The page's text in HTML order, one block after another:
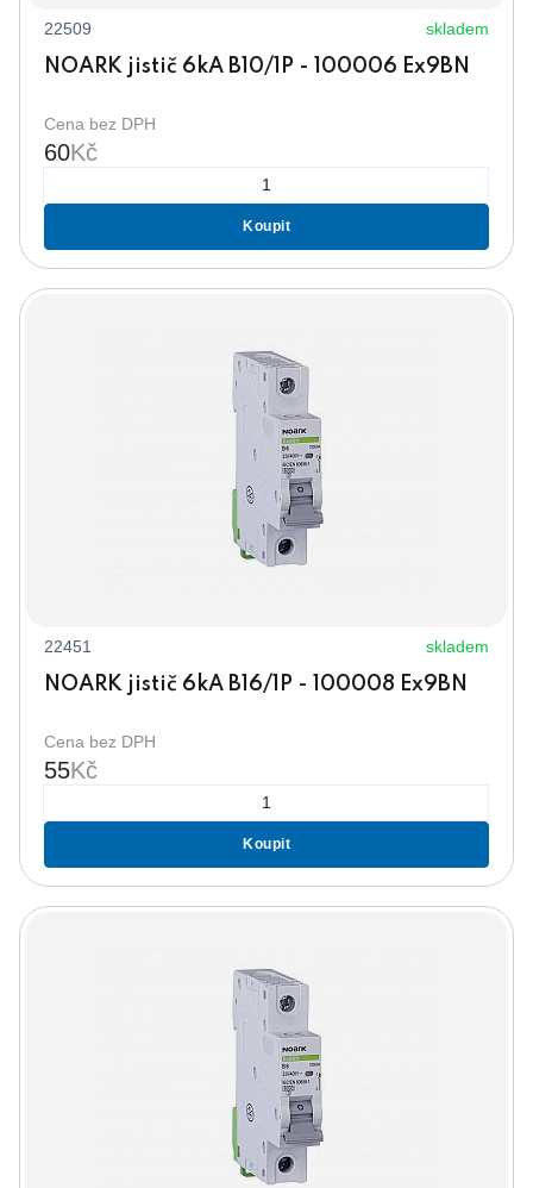
22509 skladem
NOARK jistič 6kA B10/1P - 100006 Ex9BN
Cena bez DPH
60Kč
Koupit
22451 skladem
NOARK jistič 6kA B16/1P - 100008 Ex9BN
Cena bez DPH
55Kč
Koupit